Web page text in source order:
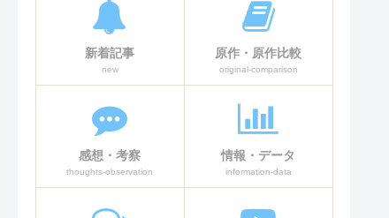
新着記事
new
原作・原作比較
original-comparison
感想・考察
thoughts-observation
情報・データ
information-data